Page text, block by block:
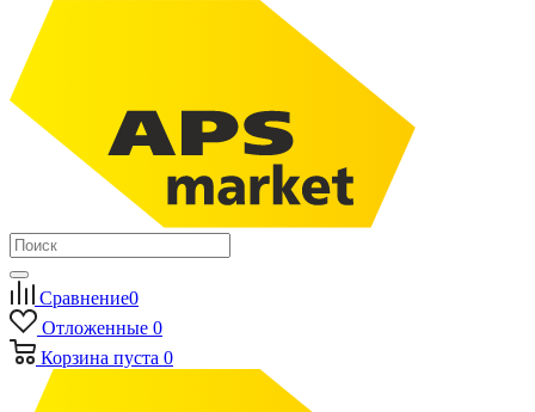
Сравнение0
Отложенные 0
Корзина пуста 0